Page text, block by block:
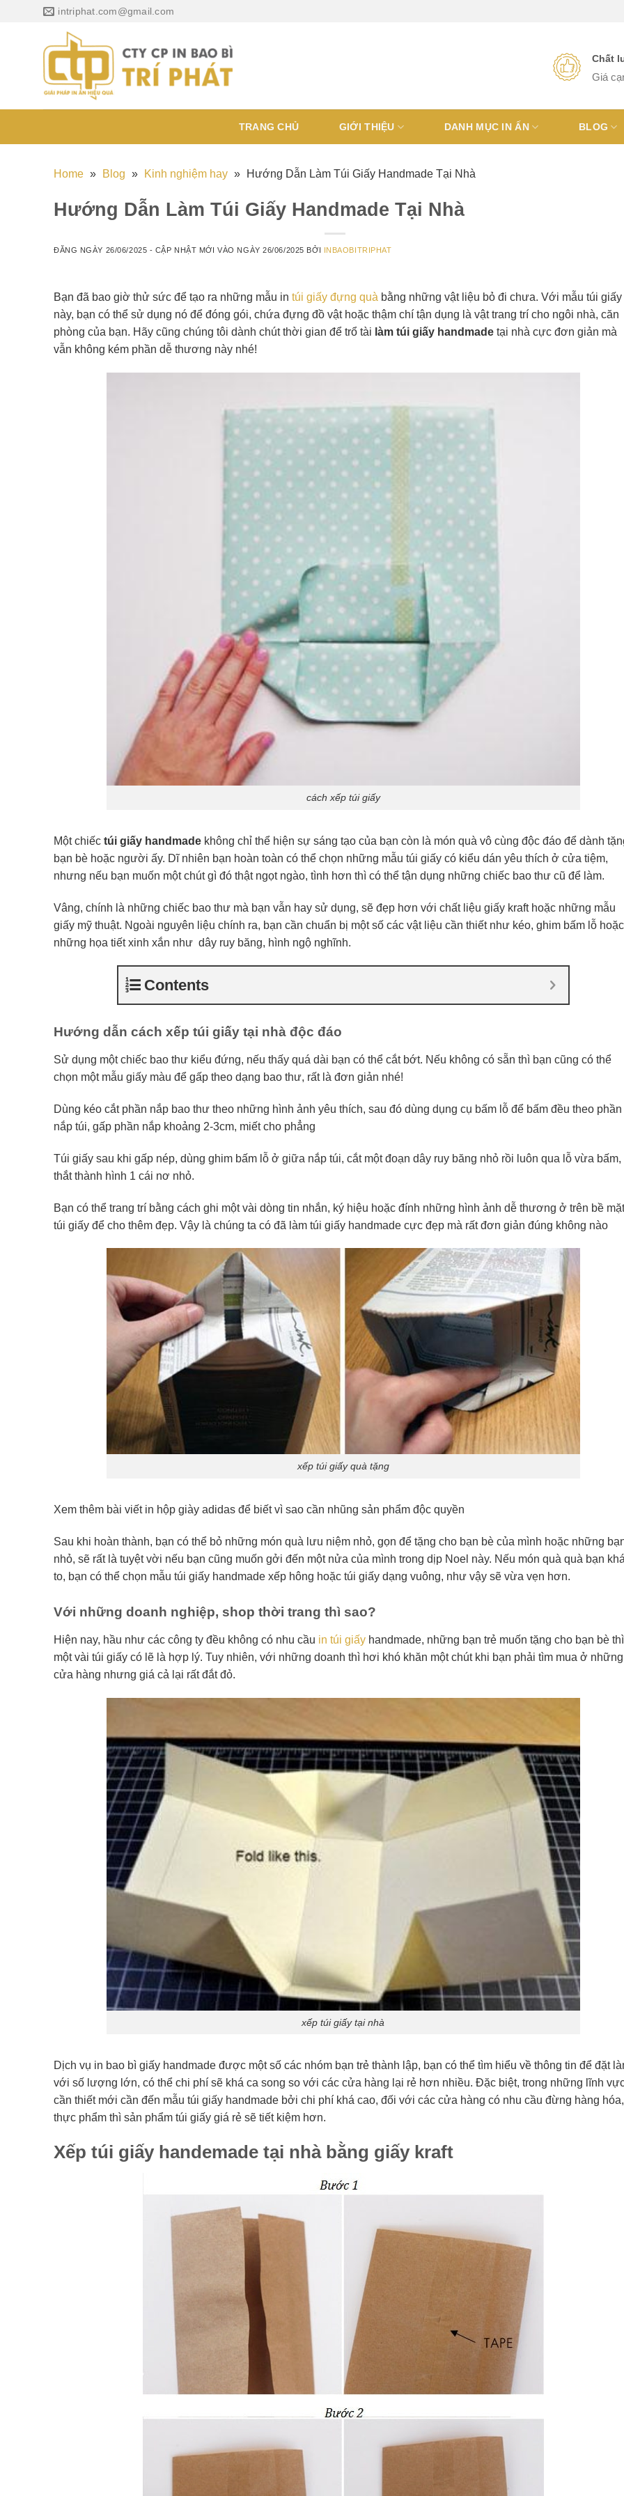
intriphat.com@gmail.com
Chất
Giá
TRANG CHỦ GIỚI THIỆU DANH MỤC IN ẤN BLOG
Home » Blog » Kinh nghiệm hay » Hướng Dẫn Làm Túi Giấy Handmade Tại Nhà
Hướng Dẫn Làm Túi Giấy Handmade Tại Nhà
ĐĂNG NGÀY 26/06/2025 - CẬP NHẬT MỚI VÀO NGÀY26/06/2025 BỞI INBAOBITRIPHAT
Bạn đã bao giờ thử sức để tạo ra những mẫu in túi giấy đựng quà bằng những vật liệu bỏ đi chưa. Với mẫu túi giấy
này, bạn có thể sử dụng nó để đóng gói, chứa đựng đồ vật hoặc thậm chí tận dụng là vật trang trí cho ngôi nhà, căn
phòng của bạn. Hãy cũng chúng tôi dành chút thời gian để trổ tài làm túi giấy handmade tại nhà cực đơn giản mà
vẫn không kém phần dễ thương này nhé!
cách xếp túi giấy
Một chiếc túi giấy handmade không chỉ thể hiện sự sáng tạo của bạn còn là món quà vô cùng độc đáo để dành
bạn bè hoặc người ấy. Dĩ nhiên bạn hoàn toàn có thể chọn những mẫu túi giấy có kiểu dán yêu thích ở cửa tiệm,
nhưng nếu bạn muốn một chút gì đó thật ngọt ngào, tình hơn thì có thể tận dụng những chiếc bao thư cũ để làm.
Vâng, chính là những chiếc bao thư mà bạn vẫn hay sử dụng, sẽ đẹp hơn với chất liệu giấy kraft hoặc những mẫu
giấy mỹ thuật. Ngoài nguyên liệu chính ra, bạn cần chuẩn bị một số các vật liệu cần thiết như kéo, ghim bấm lỗ hoặc
những họa tiết xinh xắn như dây ruy băng, hình ngộ nghĩnh.
Contents
Hướng dẫn cách xếp túi giấy tại nhà độc đáo
Sử dụng một chiếc bao thư kiểu đứng, nếu thấy quá dài bạn có thể cắt bớt. Nếu không có sẵn thì bạn cũng có thể
chọn một mẫu giấy màu để gấp theo dạng bao thư, rất là đơn giản nhé!
Dùng kéo cắt phần nắp bao thư theo những hình ảnh yêu thích, sau đó dùng dụng cụ bấm lỗ để bấm đều theo phần
nắp túi, gấp phần nắp khoảng 2-3cm, miết cho phẳng
Túi giấy sau khi gấp nép, dùng ghim bấm lỗ ở giữa nắp túi, cắt một đoạn dây ruy băng nhỏ rồi luôn qua lỗ vừa bấm,
thắt thành hình 1 cái nơ nhỏ.
Bạn có thể trang trí bằng cách ghi một vài dòng tin nhắn, ký hiệu hoặc đính những hình ảnh dễ thương ở trên bề mặt
túi giấy để cho thêm đẹp. Vậy là chúng ta có đã làm túi giấy handmade cực đẹp mà rất đơn giản đúng không nào
xếp túi giấy quà tặng
Xem thêm bài viết in hộp giày adidas để biết vì sao cần nhũng sản phẩm độc quyền
Sau khi hoàn thành, bạn có thể bỏ những món quà lưu niệm nhỏ, gọn để tặng cho bạn bè của mình hoặc những
nhỏ, sẽ rất là tuyệt vời nếu bạn cũng muốn gởi đến một nửa của mình trong dịp Noel này. Nếu món quà quà bạn
to, bạn có thể chọn mẫu túi giấy handmade xếp hông hoặc túi giấy dạng vuông, như vậy sẽ vừa vẹn hơn.
Với những doanh nghiệp, shop thời trang thì sao?
Hiện nay, hầu như các công ty đều không có nhu cầu in túi giấy handmade, những bạn trẻ muốn tặng cho bạn bè thì
một vài túi giấy có lẽ là hợp lý. Tuy nhiên, với những doanh thì hơi khó khăn một chút khi bạn phải tìm mua ở những
cửa hàng nhưng giá cả lại rất đắt đỏ.
xếp túi giấy tại nhà
Dịch vụ in bao bì giấy handmade được một số các nhóm bạn trẻ thành lập, bạn có thể tìm hiểu về thông tin để đặt
với số lượng lớn, có thể chi phí sẽ khá ca song so với các cửa hàng lại rẻ hơn nhiều. Đặc biệt, trong những lĩnh
cần thiết mới cần đến mẫu túi giấy handmade bởi chi phí khá cao, đối với các cửa hàng có nhu cầu đừng hàng hóa,
thực phẩm thì sản phẩm túi giấy giá rẻ sẽ tiết kiệm hơn.
Xếp túi giấy handemade tại nhà bằng giấy kraft